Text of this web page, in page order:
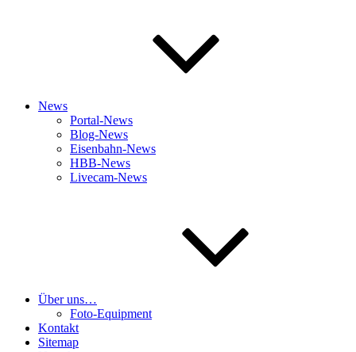
News
Portal-News
Blog-News
Eisenbahn-News
HBB-News
Livecam-News
Über uns…
Foto-Equipment
Kontakt
Sitemap